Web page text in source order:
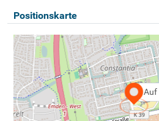
Positionskarte
Auf